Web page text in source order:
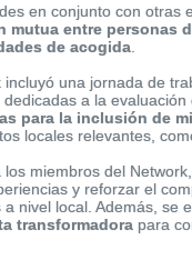
rose gold, and shares
It is secured to the
en conjunto con otras
mutua entre personas
de acogida
una jornada de
dedicadas a la
para la inclusión de
locales relevantes,
miembros del
y reforzar el
nivel local. Además, se
transformadora para